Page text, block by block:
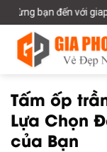
Skip
to
content
với giaphonggroup
Tấm ốp
Lựa Chọn
của Bạn